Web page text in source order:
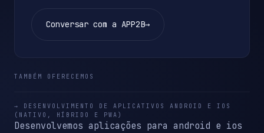
Conversar com a APP2B→
TAMBÉM OFERECEMOS
→ DESENVOLVIMENTO DE APLICATIVOS ANDROID E IOS
(NATIVO, HÍBRIDO E PWA)
Desenvolvemos aplicações para android e ios